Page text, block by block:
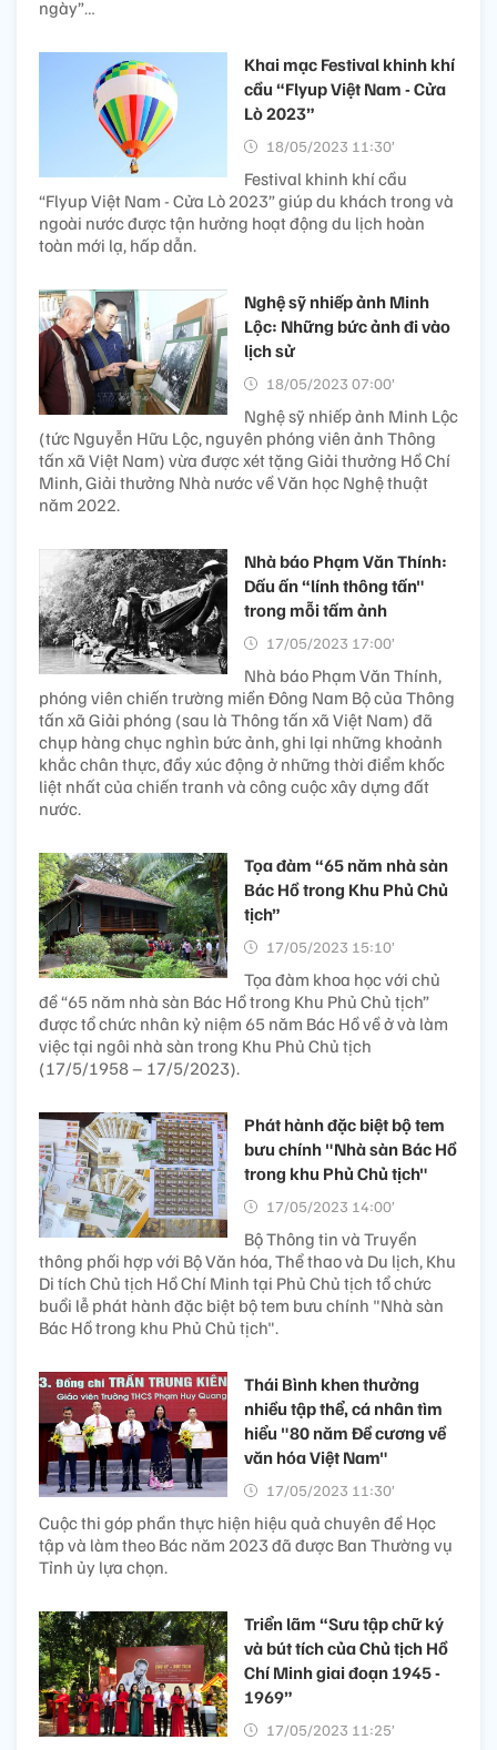
ngày”…
Khai mạc Festival khinh khí
cầu “Flyup Việt Nam - Cửa
Lò 2023”
18/05/2023 11:30’
Festival khinh khí cầu
“Flyup Việt Nam - Cửa Lò 2023” giúp du khách trong và
ngoài nước được tận hưởng hoạt động du lịch hoàn
toàn mới lạ, hấp dẫn.
Nghệ sỹ nhiếp ảnh Minh
Lộc: Những bức ảnh đi vào
lịch sử
18/05/2023 07:00’
Nghệ sỹ nhiếp ảnh Minh Lộc
(tức Nguyễn Hữu Lộc, nguyên phóng viên ảnh Thông
tấn xã Việt Nam) vừa được xét tặng Giải thưởng Hồ Chí
Minh, Giải thưởng Nhà nước về Văn học Nghệ thuật
năm 2022.
Nhà báo Phạm Văn Thính:
Dấu ấn “lính thông tấn"
trong mỗi tấm ảnh
17/05/2023 17:00’
Nhà báo Phạm Văn Thính,
phóng viên chiến trường miền Đông Nam Bộ của Thông
tấn xã Giải phóng (sau là Thông tấn xã Việt Nam) đã
chụp hàng chục nghìn bức ảnh, ghi lại những khoảnh
khắc chân thực, đầy xúc động ở những thời điểm khốc
liệt nhất của chiến tranh và công cuộc xây dựng đất
nước.
Tọa đàm “65 năm nhà sàn
Bác Hồ trong Khu Phủ Chủ
tịch”
17/05/2023 15:10’
Tọa đàm khoa học với chủ
đề “65 năm nhà sàn Bác Hồ trong Khu Phủ Chủ tịch”
được tổ chức nhân kỷ niệm 65 năm Bác Hồ về ở và làm
việc tại ngôi nhà sàn trong Khu Phủ Chủ tịch
(17/5/1958 – 17/5/2023).
Phát hành đặc biệt bộ tem
bưu chính "Nhà sàn Bác Hồ
trong khu Phủ Chủ tịch"
17/05/2023 14:00’
Bộ Thông tin và Truyền
thông phối hợp với Bộ Văn hóa, Thể thao và Du lịch, Khu
Di tích Chủ tịch Hồ Chí Minh tại Phủ Chủ tịch tổ chức
buổi lễ phát hành đặc biệt bộ tem bưu chính "Nhà sàn
Bác Hồ trong khu Phủ Chủ tịch".
Thái Bình khen thưởng
nhiều tập thể, cá nhân tìm
hiểu "80 năm Đề cương về
văn hóa Việt Nam"
17/05/2023 11:30’
Cuộc thi góp phần thực hiện hiệu quả chuyên đề Học
tập và làm theo Bác năm 2023 đã được Ban Thường vụ
Tỉnh ủy lựa chọn.
Triển lãm “Sưu tập chữ ký
và bút tích của Chủ tịch Hồ
Chí Minh giai đoạn 1945 -
1969”
17/05/2023 11:25’